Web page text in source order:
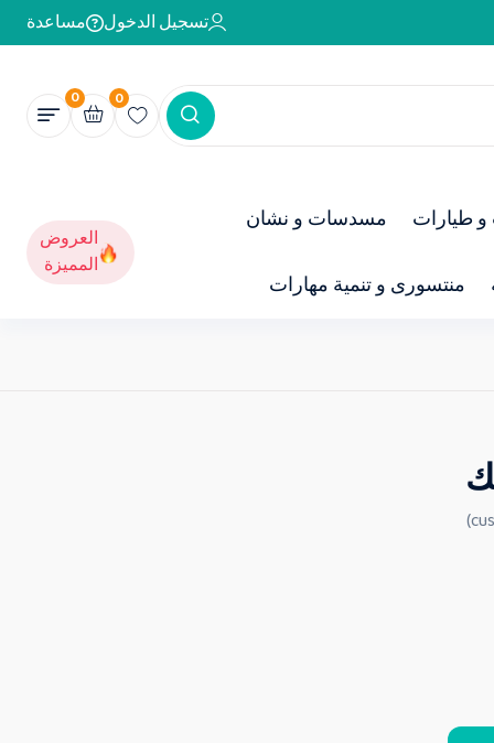
تسجيل الدخول مساعدة
0
0
و طيارات مسدسات و نشان
منتسورى و تنمية مهارات
العروض
المميزة